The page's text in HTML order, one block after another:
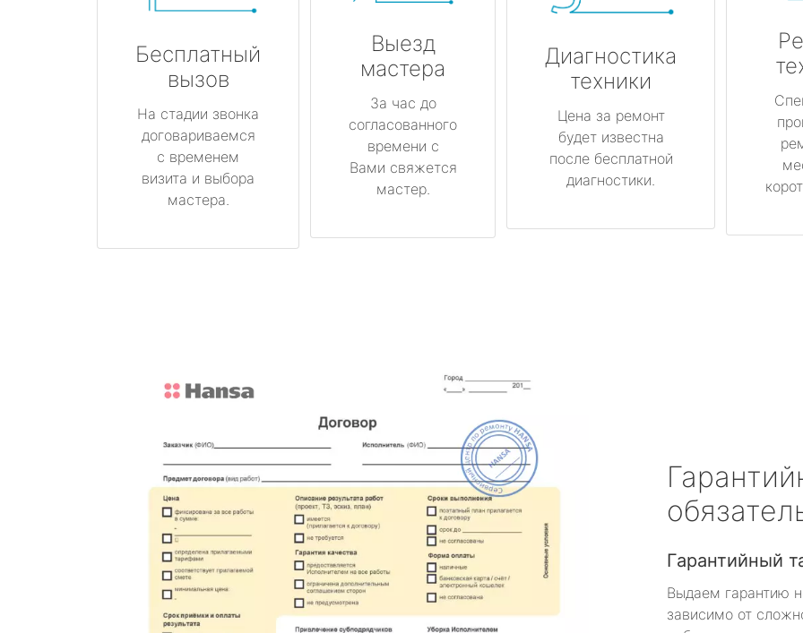
Бесплатный
вызов
На стадии звонка
договариваемся
с временем
визита и выбора
мастера.
Выезд
мастера
За час до
согласованного
времени с
Вами свяжется
мастер.
Диагностика
техники
Цена за ремонт
будет известна
после бесплатной
диагностики.
Гарантийный
Выдаем гарантию
зависимо от